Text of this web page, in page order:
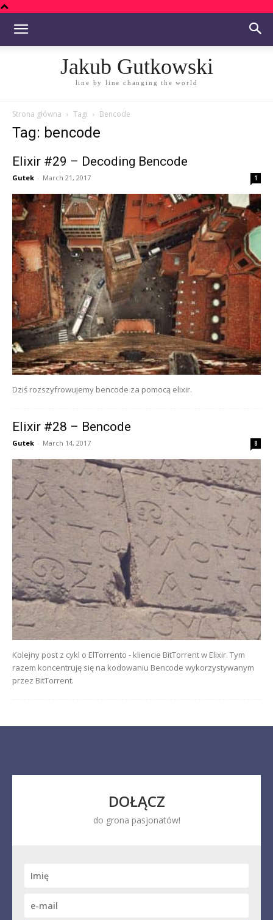
Jakub Gutkowski
line by line changing the world
Strona główna Tagi Bencode
Tag: bencode
Elixir #29 – Decoding Bencode
Gutek - March 21, 2017 1
Dziś rozszyfrowujemy bencode za pomocą elixir.
Elixir #28 – Bencode
Gutek - March 14, 2017 8
Kolejny post z cykl o ElTorrento - kliencie BitTorrent w Elixir. Tym
razem koncentruję się na kodowaniu Bencode wykorzystywanym
przez BitTorrent.
DOŁĄCZ
do grona pasjonatów!